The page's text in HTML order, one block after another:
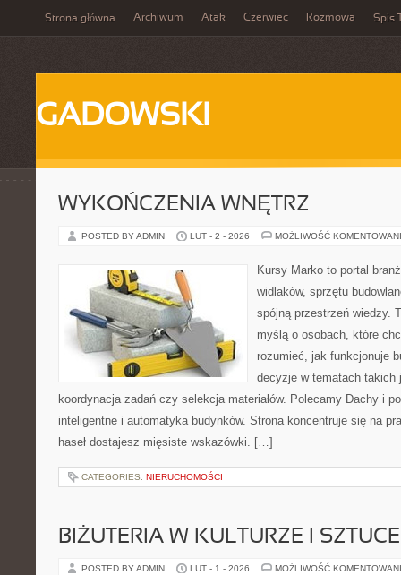
Strona główna Archiwum Atak Czerwiec Rozmowa Spis
GADOWSKI
WYKOŃCZENIA WNĘTRZ
POSTED BY ADMIN LUT - 2 - 2026 MOŻLIWOŚĆ
Kursy Marko to portal
widlaków, sprzętu
spójną przestrzeń wiedzy.
myślą o osobach, które
rozumieć, jak funkcjonuje
decyzje w tematach takich
koordynacja zadań czy selekcja materiałów. Polecamy Dachy i
inteligentne i automatyka budynków. Strona koncentruje się na
haseł dostajesz mięsiste wskazówki. […]
CATEGORIES: NIERUCHOMOŚCI
BIŻUTERIA W KULTURZE I SZTUCE
POSTED BY ADMIN LUT - 1 - 2026 MOŻLIWOŚĆ